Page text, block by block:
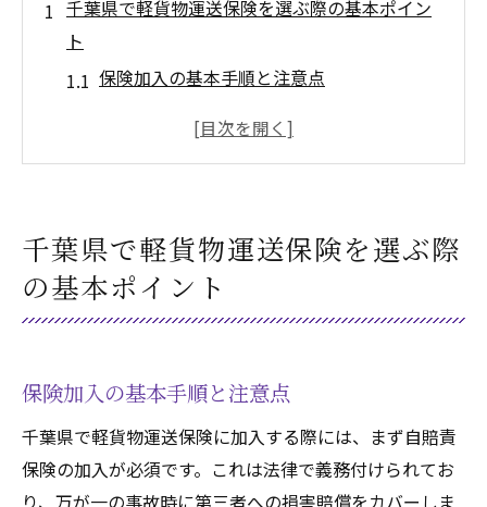
千葉県で軽貨物運送保険を選ぶ際の基本ポイン
ト
保険加入の基本手順と注意点
千葉県特有の保険条件とは
保険の更新時期と手続きの流れ
軽貨物運送保険が千葉県で必要な理由とその重
要性
千葉県内の交通事情とリスク
顧客信頼を高めるための保険加入
法的な要件を満たすための保険
千葉県で軽貨物運送保険を選ぶ際
の基本ポイント
保険加入の基本手順と注意点
千葉県で軽貨物運送保険に加入する際には、まず自賠責
保険の加入が必須です。これは法律で義務付けられてお
り、万が一の事故時に第三者への損害賠償をカバーしま